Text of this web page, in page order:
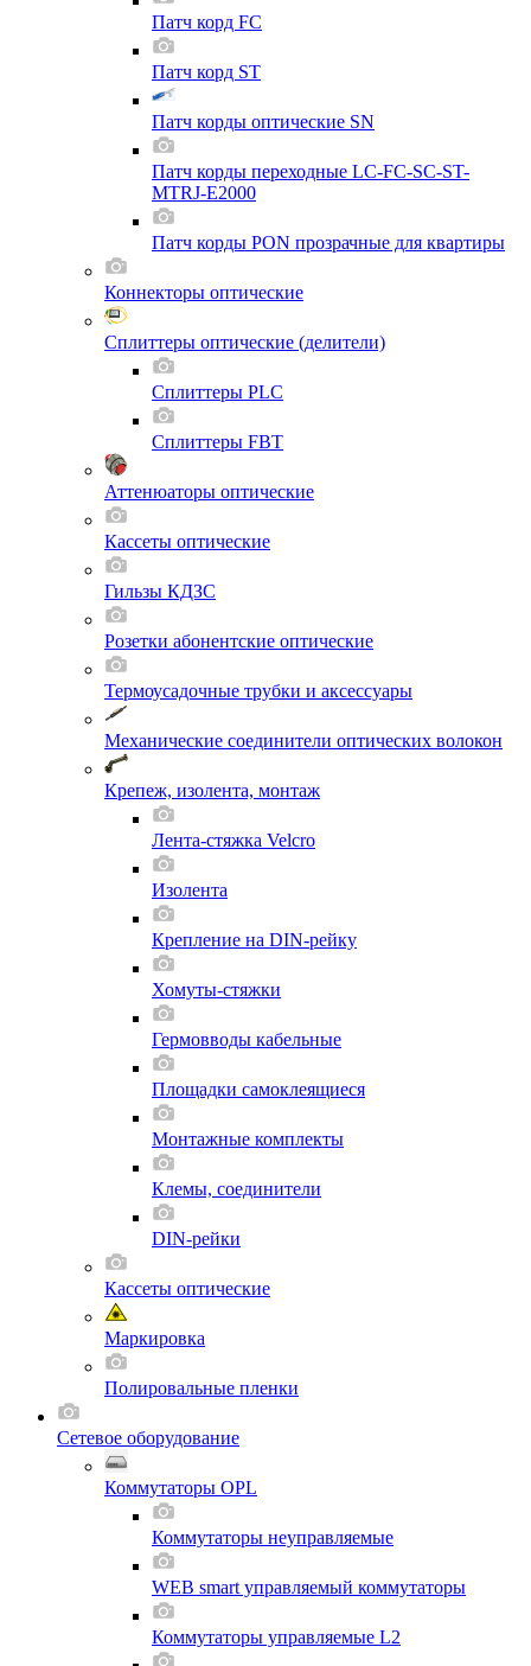
Патч корд FC
Патч корд ST
Патч корды оптические SN
Патч корды переходные LC-FC-SC-ST-
MTRJ-E2000
Патч корды PON прозрачные для квартиры
Коннекторы оптические
Сплиттеры оптические (делители)
Сплиттеры PLC
Сплиттеры FBT
Аттенюаторы оптические
Кассеты оптические
Гильзы КДЗС
Розетки абонентские оптические
Термоусадочные трубки и аксессуары
Механические соединители оптических волокон
Крепеж, изолента, монтаж
Лента-стяжка Velcro
Изолента
Крепление на DIN-рейку
Хомуты-стяжки
Гермовводы кабельные
Площадки самоклеящиеся
Монтажные комплекты
Клемы, соединители
DIN-рейки
Кассеты оптические
Маркировка
Полировальные пленки
Сетевое оборудование
Коммутаторы OPL
Коммутаторы неуправляемые
WEB smart управляемый коммутаторы
Коммутаторы управляемые L2